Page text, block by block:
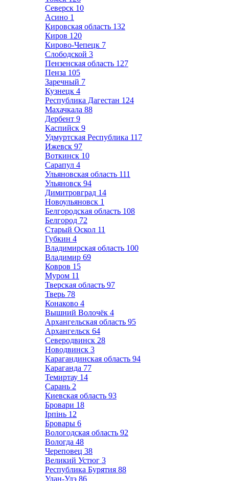
Северск 10
Асино 1
Кировская область 132
Киров 120
Кирово-Чепецк 7
Слободской 3
Пензенская область 127
Пенза 105
Заречный 7
Кузнецк 4
Республика Дагестан 124
Махачкала 88
Дербент 9
Каспийск 9
Удмуртская Республика 117
Ижевск 97
Воткинск 10
Сарапул 4
Ульяновская область 111
Ульяновск 94
Димитровград 14
Новоульяновск 1
Белгородская область 108
Белгород 72
Старый Оскол 11
Губкин 4
Владимирская область 100
Владимир 69
Ковров 15
Муром 11
Тверская область 97
Тверь 78
Конаково 4
Вышний Волочёк 4
Архангельская область 95
Архангельск 64
Северодвинск 28
Новодвинск 3
Карагандинская область 94
Караганда 77
Темиртау 14
Сарань 2
Киевская область 93
Бровари 18
Ірпінь 12
Бровары 6
Вологодская область 92
Вологда 48
Череповец 38
Великий Устюг 3
Республика Бурятия 88
Улан-Удэ 86